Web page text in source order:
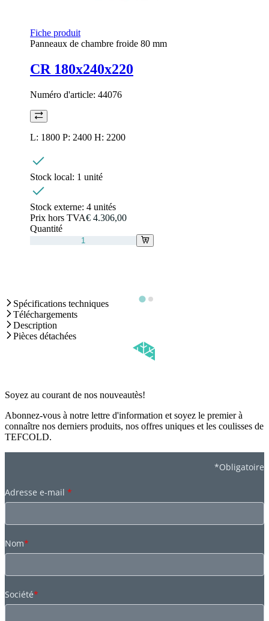
Fiche produit
Panneaux de chambre froide 80 mm
CR 180x240x220
Numéro d'article: 44076
L: 1800 P: 2400 H: 2200
Stock local: 1 unité
Stock externe: 4 unités
Prix hors TVA€ 4.306,00
Quantité
Spécifications techniques
Téléchargements
Description
Pièces détachées
Soyez au courant de nos nouveautès!
Abonnez-vous à notre lettre d'information et soyez le premier à
connaître nos derniers produits, nos offres uniques et les coulisses de
TEFCOLD.
*Obligatoire
Adresse e-mail *
Nom*
Société*